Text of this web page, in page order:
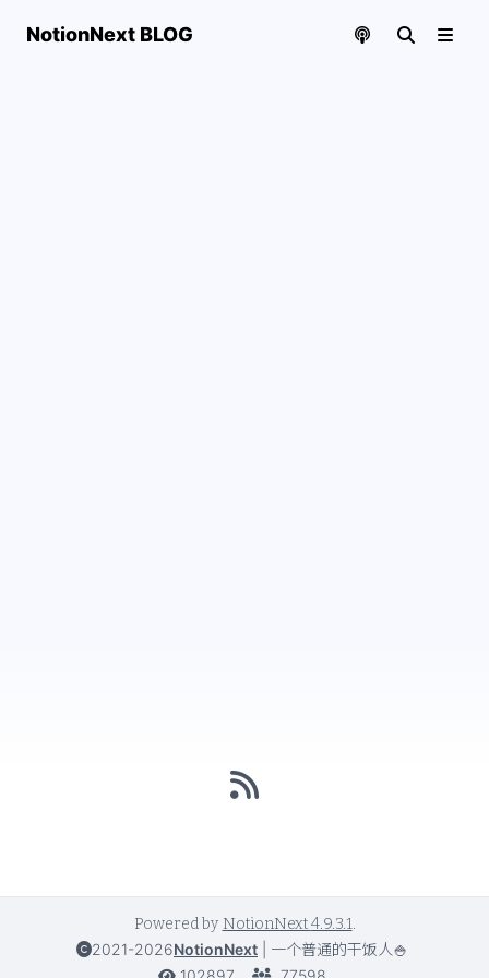
NotionNext BLOG
Powered by NotionNext4.9.3.1.
2021-2026NotionNext
一个普通的干饭人🍚